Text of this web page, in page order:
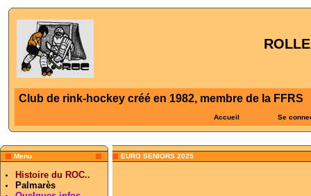
Club de rink-hockey créé en 1982, membre de la FFRS
Accueil Se
Menu
Histoire du ROC..
Palmarès
EURO SENIORS 2025